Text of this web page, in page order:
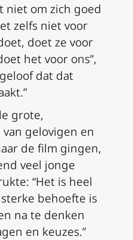
niet om zich goed
zelfs niet voor
doet ze voor
het voor ons”,
dat dat
grote,
gelovigen en
de film gingen,
veel jonge
“Het is heel
behoefte is
na te denken
en keuzes.”